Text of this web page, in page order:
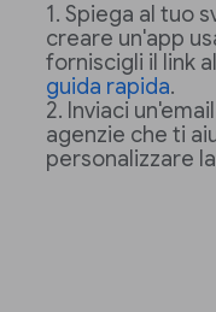
Spiega al tuo
creare un'app
forniscigli il link
guida rapida.
Inviaci
agenzie che ti
personalizzare